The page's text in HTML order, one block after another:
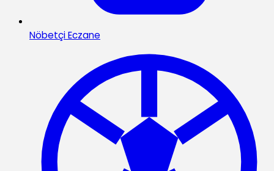
Nöbetçi Eczane